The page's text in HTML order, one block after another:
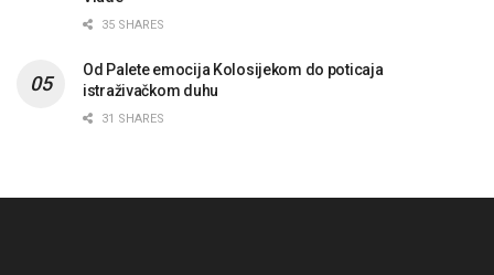
35 SHARES
Od Palete emocija Kolosijekom do poticaja
istraživačkom duhu
31 SHARES